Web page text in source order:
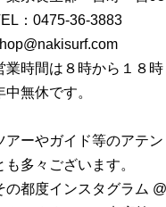
： 0475-36-3883
業時間は８時から１８時
中無休です。
アーやガイド等のアテ
も多々ございます。
の都度インスタグラム